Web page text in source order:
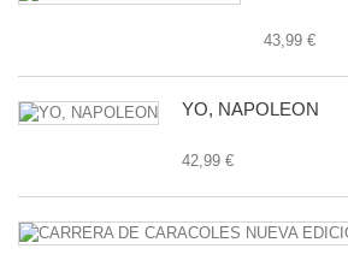
43,99 €
YO, NAPOLEON
42,99 €